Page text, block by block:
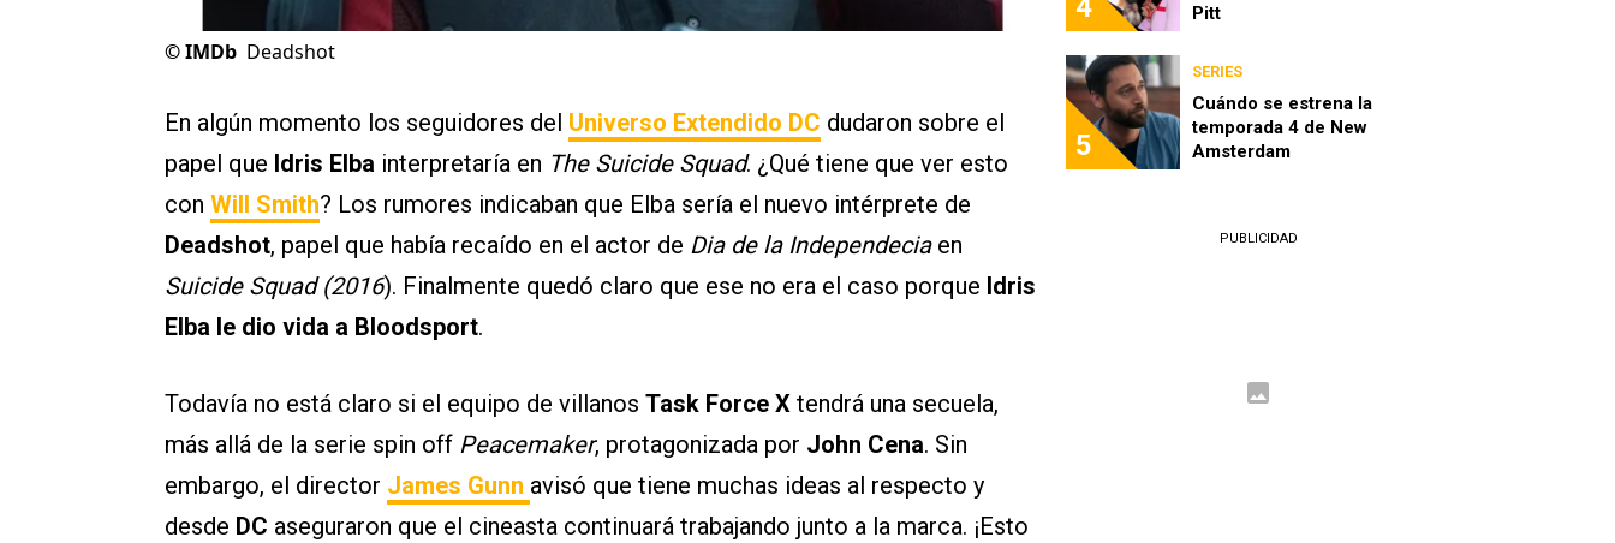
©IMDb Deadshot
En algún momento los seguidores del Universo Extendido DC dudaron sobre el
papel que Idris Elba interpretaría en The Suicide Squad. ¿Qué tiene que ver esto
con Will Smith? Los rumores indicaban que Elba sería el nuevo intérprete de
Deadshot, papel que había recaído en el actor de Dia de la Independeciaen
Suicide Squad (2016). Finalmente quedó claro que ese no era el caso porque Idris
Elba le dio vida a Bloodsport.
Todavía no está claro si el equipo de villanos Task Force X tendrá una secuela,
más allá de la serie spin off Peacemaker, protagonizada por John Cena. Sin
embargo, el director James Gunn avisó que tiene muchas ideas al respecto y
desde DC aseguraron que el cineasta continuará trabajando junto a la marca. ¡Esto
4 Pitt
5
SERIES
Cuándo se estrena la
temporada 4 de New
Amsterdam
PUBLICIDAD